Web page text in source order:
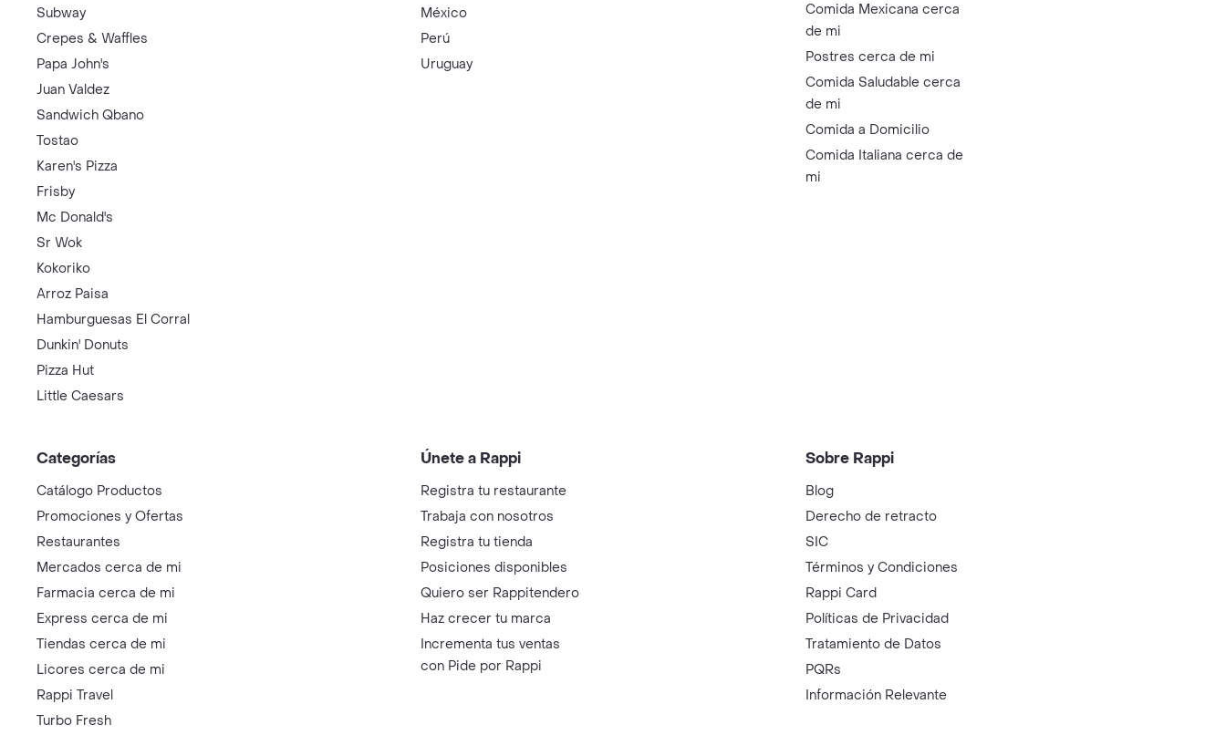
Subway
Crepes & Waffles
Papa John's
Juan Valdez
Sandwich Qbano
Tostao
Karen's Pizza
Frisby
Mc Donald's
Sr Wok
Kokoriko
Arroz Paisa
Hamburguesas El Corral
Dunkin' Donuts
Pizza Hut
Little Caesars
México
Perú
Uruguay
Comida Mexicana cerca
de mi
Postres cerca de mi
Comida Saludable cerca
de mi
Comida a Domicilio
Comida Italiana cerca de
mi
Categorías
Catálogo Productos
Promociones y Ofertas
Restaurantes
Mercados cerca de mi
Farmacia cerca de mi
Express cerca de mi
Tiendas cerca de mi
Licores cerca de mi
Rappi Travel
Turbo Fresh
Únete a Rappi
Registra tu restaurante
Trabaja con nosotros
Registra tu tienda
Posiciones disponibles
Quiero ser Rappitendero
Haz crecer tu marca
Incrementa tus ventas
con Pide por Rappi
Sobre Rappi
Blog
Derecho de retracto
SIC
Términos y Condiciones
Rappi Card
Políticas de Privacidad
Tratamiento de Datos
PQRs
Información Relevante